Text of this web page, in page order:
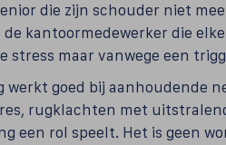
die zijn schouder niet
de kantoormedewerker die
stress maar vanwege een
werkt goed bij aanhoudende
rugklachten met
een rol speelt. Het is geen